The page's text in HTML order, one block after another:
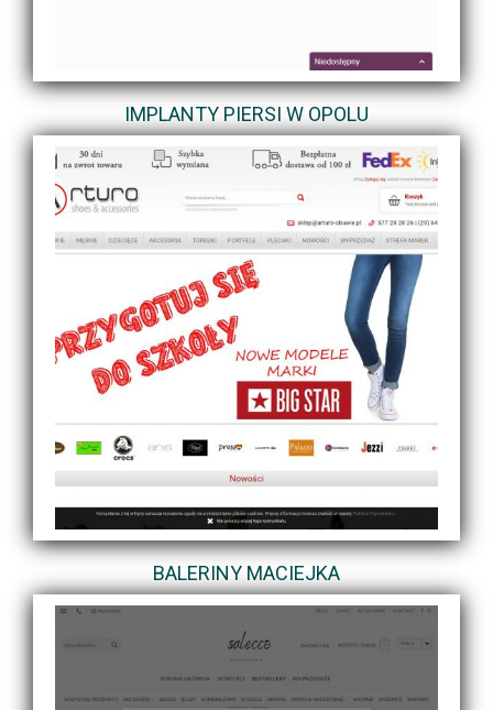
IMPLANTY PIERSI W OPOLU
BALERINY MACIEJKA